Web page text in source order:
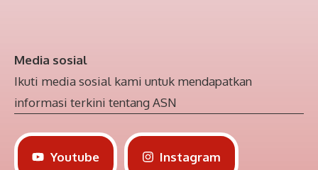
Media sosial
Ikuti media sosial kami untuk mendapatkan
informasi terkini tentang ASN
Youtube Instagram